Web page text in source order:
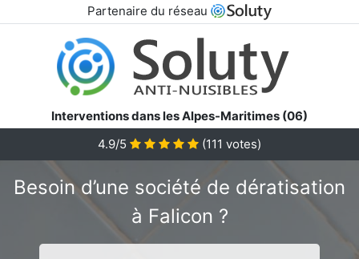
Partenaire du réseau
Interventions dans les Alpes-Maritimes (06)
4.9/5
(111 votes)
Besoin d’une société de dératisation
à Falicon ?